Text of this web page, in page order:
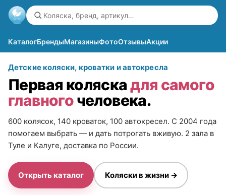
КаталогБрендыМагазиныФотоОтзывыАкции
Детские коляски, кроватки и автокресла
Первая коляскадля самого
главногочеловека.
600 колясок, 140 кроваток, 100 автокресел. С 2004 года
помогаем выбрать — и дать потрогать вживую. 2 зала в
Туле и Калуге, доставка по России.
Открыть каталог Коляски в жизни →